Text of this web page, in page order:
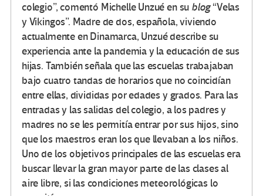
colegio”, comentó Michelle Unzué en su blog“Velas
y Vikingos”. Madre de dos, española, viviendo
actualmente en Dinamarca, Unzué describe su
experiencia ante la pandemia y la educación de sus
hijas. También señala que las escuelas trabajaban
bajo cuatro tandas de horarios que no coincidían
entre ellas, divididas por edades y grados. Para las
entradas y las salidas del colegio, a los padres y
madres no se les permitía entrar por sus hijos, sino
que los maestros eran los que llevaban a los niños.
Uno de los objetivos principales de las escuelas era
buscar llevar la gran mayor parte de las clases al
aire libre, si las condiciones meteorológicas lo